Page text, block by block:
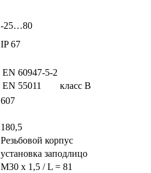
-25…80
IP 67
EN 60947-5-2
EN 55011
класс B
607
180,5
Резьбовой корпус
установка заподлицо
M30 x 1,5 / L = 81